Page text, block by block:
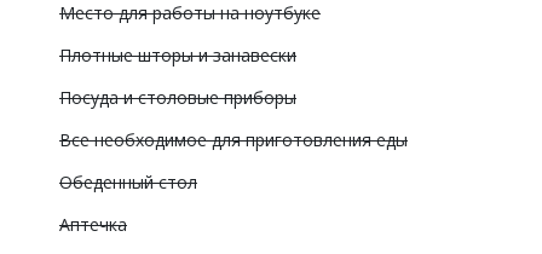
Место для работы на ноутбуке
Плотные шторы и занавески
Посуда и столовые приборы
Все необходимое для приготовления еды
Обеденный стол
Аптечка